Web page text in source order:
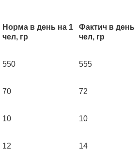
Норма в день на 1
чел, гр
Фактич в день
чел, гр
550 555
70 72
10 10
12 14